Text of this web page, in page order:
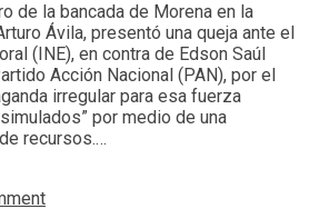
de la bancada de Morena en la
Ávila, presentó una queja ante el
(INE), en contra de Edson Saúl
Acción Nacional (PAN), por el
irregular para esa fuerza
por medio de una
recursos.…